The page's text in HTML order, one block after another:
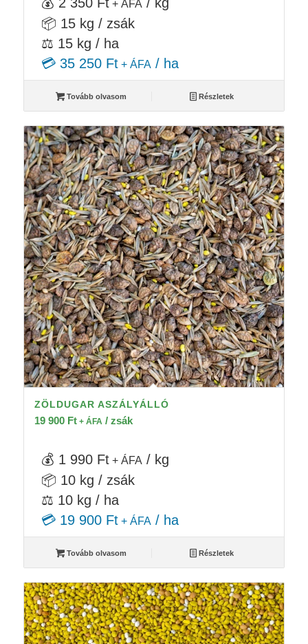
+ ÁFA
📦 15 kg / zsák
⚖️ 15 kg / ha
💳 35 250 Ft+ ÁFA/ ha
Tovább olvasom Részletek
ZÖLDUGAR ASZÁLYÁLLÓ
19 900 Ft+ ÁFA / zsák
💰 1 990 Ft+ ÁFA / kg
📦 10 kg / zsák
⚖️ 10 kg / ha
💳 19 900 Ft+ ÁFA/ ha
Tovább olvasom Részletek